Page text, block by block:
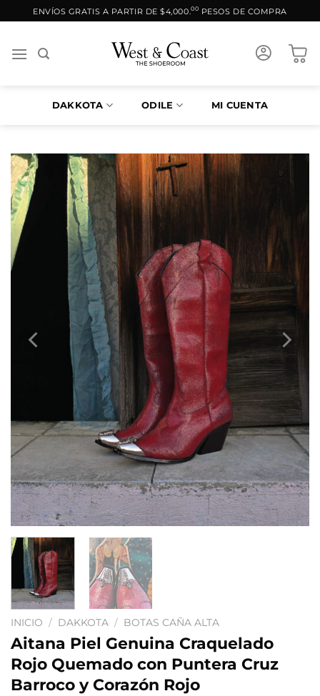
al
ENVÍOS GRATIS A PARTIR DE $4,000.00 PESOS DE COMPRA
DAKKOTA ODILE MI CUENTA
INICIO / DAKKOTA / BOTAS CAÑA ALTA
Aitana Piel Genuina Craquelado
Rojo Quemado con Puntera Cruz
Barroco y Corazón Rojo